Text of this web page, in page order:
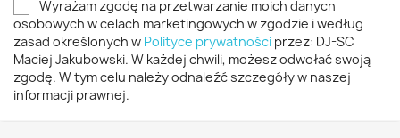
Wyrażam zgodę na przetwarzanie moich danych
osobowych w celach marketingowych w zgodzie i według
zasad określonych w Polityce prywatności przez: DJ-SC
Maciej Jakubowski. W każdej chwili, możesz odwołać swoją
zgodę. W tym celu należy odnaleźć szczegóły w naszej
informacji prawnej.